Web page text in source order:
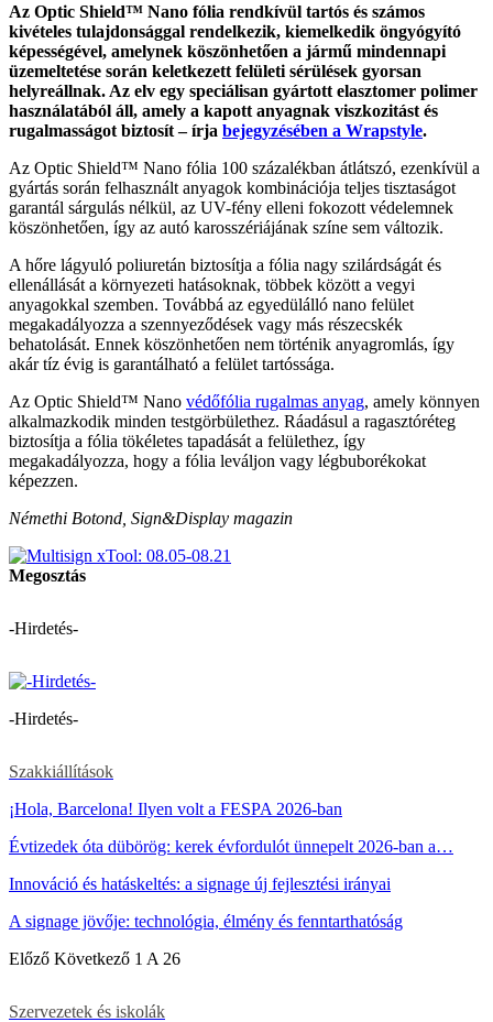
Az Optic Shield™ Nano fólia rendkívül tartós és számos
kivételes tulajdonsággal rendelkezik, kiemelkedik öngyógyító
képességével, amelynek köszönhetően a jármű mindennapi
üzemeltetése során keletkezett felületi sérülések gyorsan
helyreállnak. Az elv egy speciálisan gyártott elasztomer polimer
használatából áll, amely a kapott anyagnak viszkozitást és
rugalmasságot biztosít – írja bejegyzésében a Wrapstyle.
Az Optic Shield™ Nano fólia 100 százalékban átlátszó, ezenkívül a
gyártás során felhasznált anyagok kombinációja teljes tisztaságot
garantál sárgulás nélkül, az UV-fény elleni fokozott védelemnek
köszönhetően, így az autó karosszériájának színe sem változik.
A hőre lágyuló poliuretán biztosítja a fólia nagy szilárdságát és
ellenállását a környezeti hatásoknak, többek között a vegyi
anyagokkal szemben. Továbbá az egyedülálló nano felület
megakadályozza a szennyeződések vagy más részecskék
behatolását. Ennek köszönhetően nem történik anyagromlás, így
akár tíz évig is garantálható a felület tartóssága.
Az Optic Shield™ Nano védőfólia rugalmas anyag, amely könnyen
alkalmazkodik minden testgörbülethez. Ráadásul a ragasztóréteg
biztosítja a fólia tökéletes tapadását a felülethez, így
megakadályozza, hogy a fólia leváljon vagy légbuborékokat
képezzen.
Némethi Botond, Sign&Display magazin
Megosztás
-Hirdetés-
-Hirdetés-
Szakkiállítások
¡Hola, Barcelona! Ilyen volt a FESPA 2026-ban
Évtizedek óta dübörög: kerek évfordulót ünnepelt 2026-ban a…
Innováció és hatáskeltés: a signage új fejlesztési irányai
A signage jövője: technológia, élmény és fenntarthatóság
Előző Következő 1 A 26
Szervezetek és iskolák